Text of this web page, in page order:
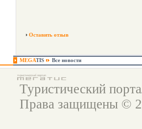
Оставить отзыв
MEGATIS Все новости
Туристический
Права защищены ©